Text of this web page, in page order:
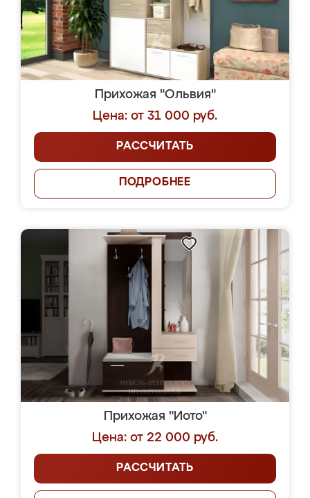
Прихожая "Ольвия"
Цена: от 31 000 руб.
РАССЧИТАТЬ
ПОДРОБНЕЕ
Прихожая "Иото"
Цена: от 22 000 руб.
РАССЧИТАТЬ